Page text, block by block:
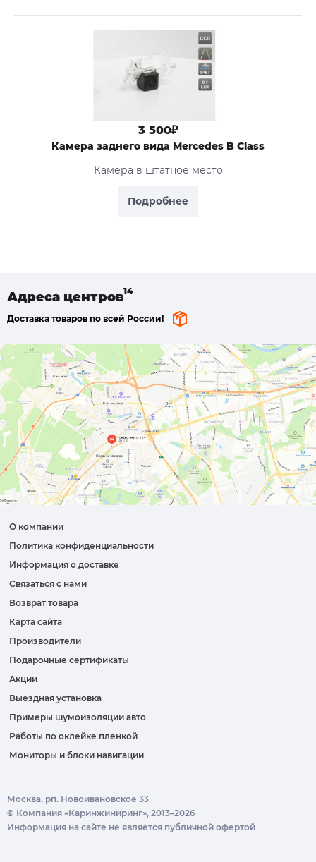
Подробнее
3 500₽
Камера заднего вида Mercedes B Class
Камера в штатное место
Адреса центров
Доставка товаров по всей России!
О компании
Политика конфиденциальности
Информация о доставке
Связаться с нами
Возврат товара
Карта сайта
Производители
Подарочные сертификаты
Акции
Выездная установка
Примеры шумоизоляции авто
Работы по оклейке пленкой
Мониторы и блоки навигации
© Компания «Каринжиниринг», 2013–2026
Москва, рп. Новоивановское 33
Информация на сайте не является публичной офертой